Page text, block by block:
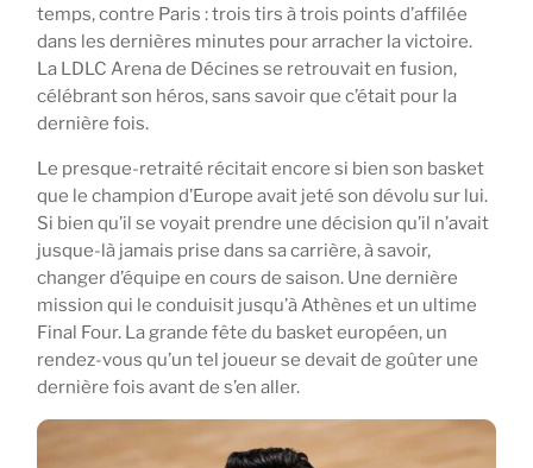
temps, contre Paris : trois tirs à trois points d’affilée
dans les dernières minutes pour arracher la victoire.
La LDLC Arena de Décines se retrouvait en fusion,
célébrant son héros, sans savoir que c’était pour la
dernière fois.
Le presque-retraité récitait encore si bien son basket
que le champion d’Europe avait jeté son dévolu sur lui.
Si bien qu’il se voyait prendre une décision qu’il n’avait
jusque-là jamais prise dans sa carrière, à savoir,
changer d’équipe en cours de saison. Une dernière
mission qui le conduisit jusqu’à Athènes et un ultime
Final Four. La grande fête du basket européen, un
rendez-vous qu’un tel joueur se devait de goûter une
dernière fois avant de s’en aller.